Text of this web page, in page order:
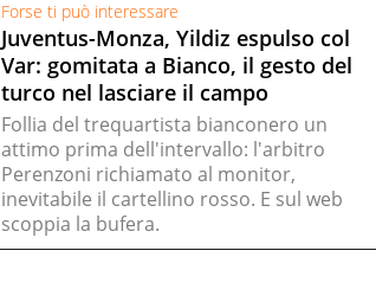
Forse ti può interessare
Juventus-Monza, Yildiz espulso col
Var: gomitata a Bianco, il gesto del
turco nel lasciare il campo
Follia del trequartista bianconero un
attimo prima dell'intervallo: l'arbitro
Perenzoni richiamato al monitor,
inevitabile il cartellino rosso. E sul web
scoppia la bufera.